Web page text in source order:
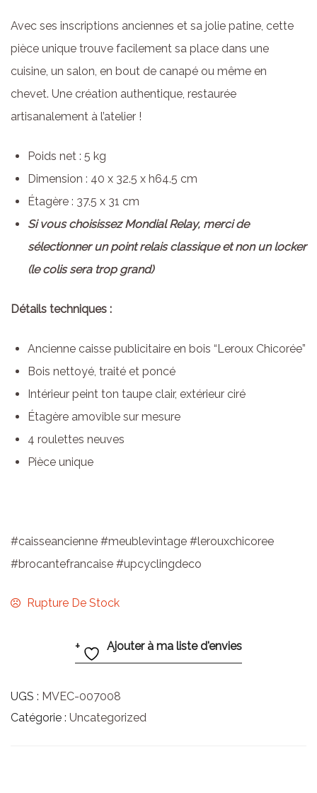
Avec ses inscriptions anciennes et sa jolie patine, cette
pièce unique trouve facilement sa place dans une
cuisine, un salon, en bout de canapé ou même en
chevet. Une création authentique, restaurée
artisanalement à l’atelier !
Poids net : 5 kg
Dimension : 40 x 32.5 x h64.5 cm
Étagère : 37.5 x 31 cm
Si vous choisissez Mondial Relay, merci de
sélectionner un point relais classique et non un locker
(le colis sera trop grand)
Détails techniques :
Ancienne caisse publicitaire en bois “Leroux Chicorée”
Bois nettoyé, traité et poncé
Intérieur peint ton taupe clair, extérieur ciré
Étagère amovible sur mesure
4 roulettes neuves
Pièce unique
#caisseancienne #meublevintage #lerouxchicoree
#brocantefrancaise #upcyclingdeco
Rupture De Stock
Ajouter à ma liste d'envies
UGS : MVEC-007008
Catégorie : Uncategorized